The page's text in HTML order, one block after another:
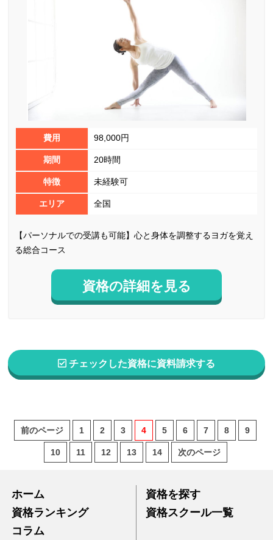
費用 98,000円
期間 20時間
特徴 未経験可
エリア 全国
【パーソナルでの受講も可能】心と身体を調整するヨガを覚え
る総合コース
資格の詳細を見る
チェックした資格に資料請求する
前のページ 1 2 3 4 5 6 7 8 9
10 11 12 13 14 次のページ
ホーム
資格を探す
資格ランキング
資格スクール一覧
コラム